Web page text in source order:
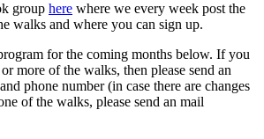
group here where we every week post the
walks and where you can sign up.
for the coming months below. If you
more of the walks, then please send an
phone number (in case there are changes
of the walks, please send an mail